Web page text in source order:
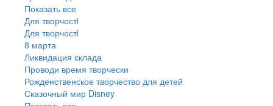
Показать все
Для творчостi
Для творчостi
8 марта
Ликвидация склада
Проводи время творчески
Рожденственское творчество для детей
Сказочный мир Disney